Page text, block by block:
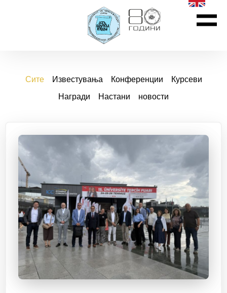
Известувања Конференции
Курсеви
Награди
Настани новости
Сите